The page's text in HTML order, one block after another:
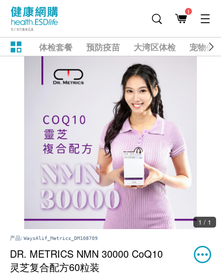
1
体检套餐 预防疫苗 大湾区体检 宠物健
1 / 1
产品: WaysAlif_Metrics_DM108709
DR. METRICS NMN 30000 CoQ10
灵芝复合配方60粒装